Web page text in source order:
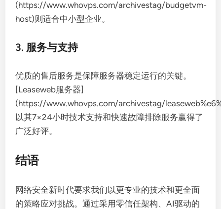
(https://www.whovps.com/archivestag/budgetvm-
host)则适合中小型企业。
3. 服务与支持
优质的售后服务是保障服务器稳定运行的关键。
[Leaseweb服务器]
(https://www.whovps.com/archivestag/
以其7×24小时技术支持和快速故障排除服务赢得了
广泛好评。
结语
网络安全新时代要求我们以更专业的技术和更全面
的策略应对挑战。通过采用零信任架构、AI驱动的